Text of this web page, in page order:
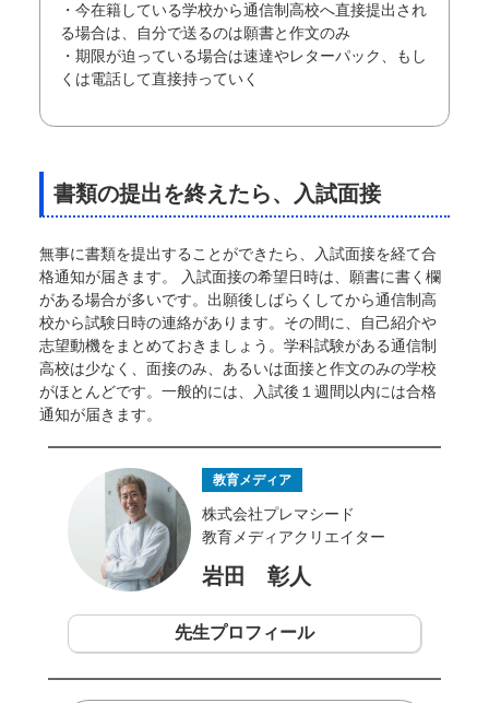
・今在籍している学校から通信制高校へ直接提出され
る場合は、自分で送るのは願書と作文のみ
・期限が迫っている場合は速達やレターパック、もし
くは電話して直接持っていく
書類の提出を終えたら、入試面接
無事に書類を提出することができたら、入試面接を経て合
格通知が届きます。 入試面接の希望日時は、願書に書く欄
がある場合が多いです。出願後しばらくしてから通信制高
校から試験日時の連絡があります。その間に、自己紹介や
志望動機をまとめておきましょう。学科試験がある通信制
高校は少なく、面接のみ、あるいは面接と作文のみの学校
がほとんどです。一般的には、入試後１週間以内には合格
通知が届きます。
教育メディア
株式会社プレマシード
教育メディアクリエイター
岩田 彰人
先生プロフィール